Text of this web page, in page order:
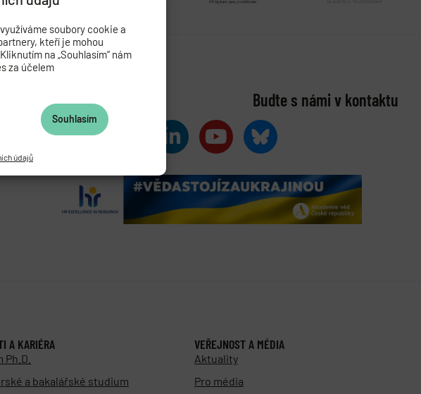
soubory cookie a
kteří je mohou
na „Souhlasím“ nám
za účelem
Souhlasím
údajů
Buďte s námi v kontaktu
A KARIÉRA
a bakalářské studium
VEŘEJNOST A MÉDIA
Aktuality
Pro média